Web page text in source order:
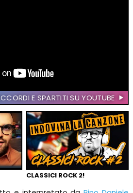
E SPARTITI SU YOUTUBE
CLASSICI ROCK 2!